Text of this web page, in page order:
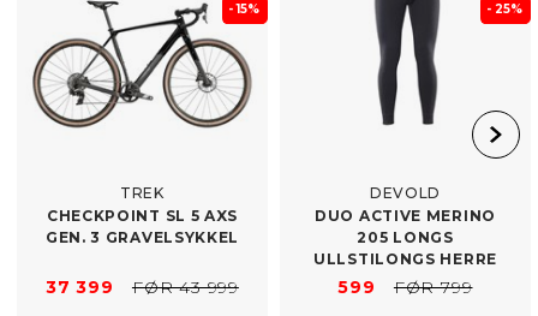
- 15%
TREK
CHECKPOINT SL 5 AXS
GEN. 3 GRAVELSYKKEL
37 399 FØR 43 999
- 25%
DEVOLD
DUO ACTIVE MERINO
205 LONGS
ULLSTILONGS HERRE
599 FØR 799